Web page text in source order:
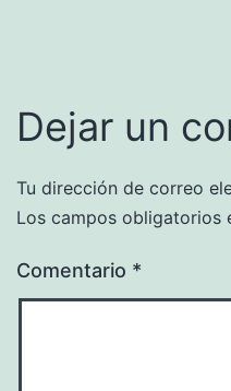
Dejar un
Tu dirección de correo
Los campos obligatorios
Comentario *